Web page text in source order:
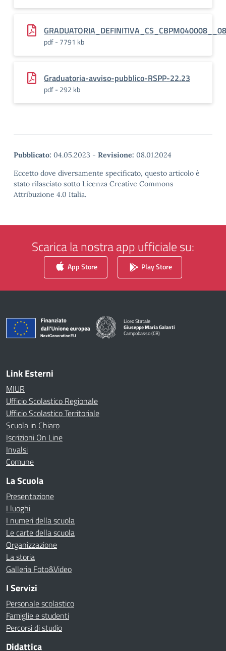
pdf - 7791 kb
Graduatoria-avviso-pubblico-RSPP-22.23
pdf - 292 kb
Pubblicato: 04.05.2023 - Revisione: 08.01.2024
Eccetto dove diversamente specificato, questo articolo è
stato rilasciato sotto Licenza Creative Commons
Attribuzione 4.0 Italia.
Scarica la nostra app ufficiale su:
App Store Play Store
Liceo Statale
Giuseppe Maria Galanti
Campobasso (CB)
— Visita la pagina iniziale della scuola
Link Esterni
MIUR
Ufficio Scolastico Regionale
Ufficio Scolastico Territoriale
Scuola in Chiaro
Iscrizioni On Line
Invalsi
Comune
La Scuola
Presentazione
I luoghi
I numeri della scuola
Le carte della scuola
Organizzazione
La storia
Galleria Foto&Video
I Servizi
Personale scolastico
Famiglie e studenti
Percorsi di studio
Didattica